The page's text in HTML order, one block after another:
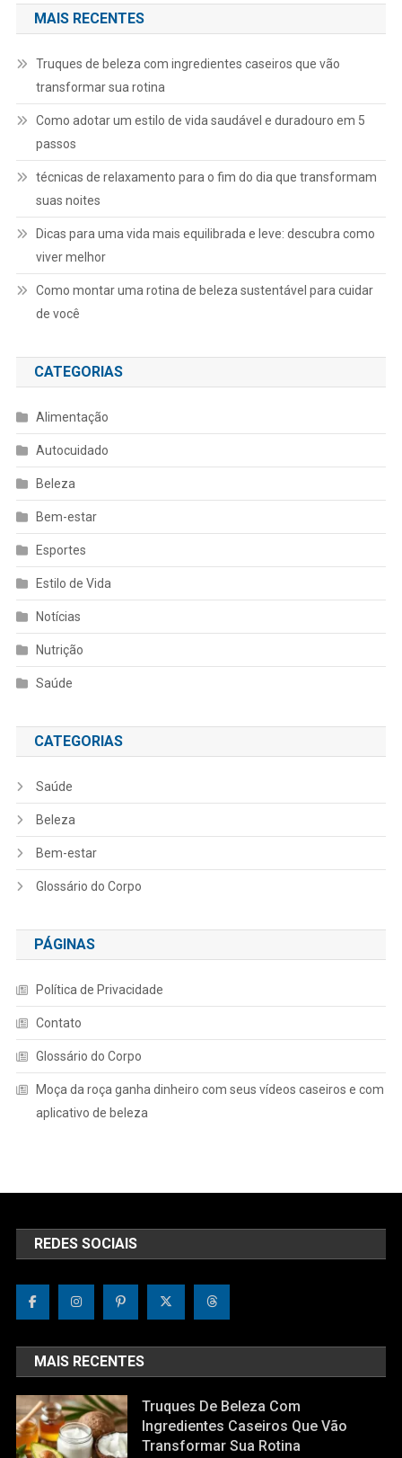
MAIS RECENTES
Truques de beleza com ingredientes caseiros que vão
transformar sua rotina
Como adotar um estilo de vida saudável e duradouro em 5
passos
técnicas de relaxamento para o fim do dia que transformam
suas noites
Dicas para uma vida mais equilibrada e leve: descubra como
viver melhor
Como montar uma rotina de beleza sustentável para cuidar
de você
CATEGORIAS
Alimentação
Autocuidado
Beleza
Bem-estar
Esportes
Estilo de Vida
Notícias
Nutrição
Saúde
CATEGORIAS
Saúde
Beleza
Bem-estar
Glossário do Corpo
PÁGINAS
Política de Privacidade
Contato
Glossário do Corpo
Moça da roça ganha dinheiro com seus vídeos caseiros e com
aplicativo de beleza
REDES SOCIAIS
MAIS RECENTES
Truques De Beleza Com
Ingredientes Caseiros Que Vão
Transformar Sua Rotina